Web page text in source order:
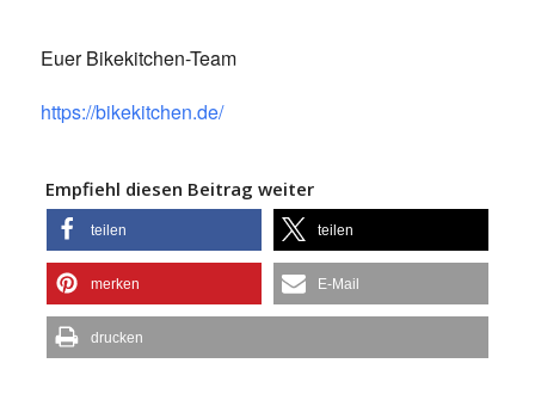
Euer Bikekitchen-Team
https://bikekitchen.de/
Empfiehl diesen Beitrag weiter
teilen teilen
merken E-Mail
drucken